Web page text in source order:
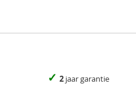
✓ 2 jaar garantie